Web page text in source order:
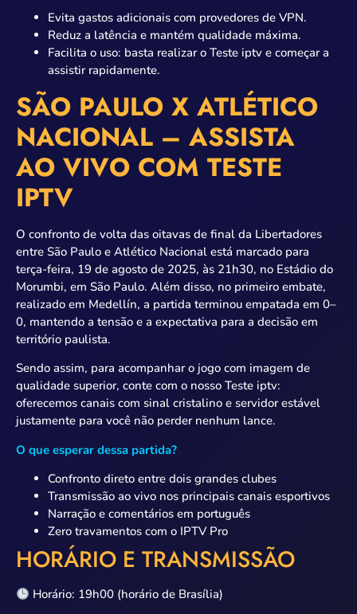
Evita gastos adicionais com provedores de VPN.
Reduz a latência e mantém qualidade máxima.
Facilita o uso: basta realizar o Teste iptv e começar a
assistir rapidamente.
SÃO PAULO X ATLÉTICO
NACIONAL – ASSISTA
AO VIVO COM TESTE
IPTV
O confronto de volta das oitavas de final da Libertadores
entre São Paulo e Atlético Nacional está marcado para
terça-feira, 19 de agosto de 2025, às 21h30, no Estádio do
Morumbi, em São Paulo. Além disso, no primeiro embate,
realizado em Medellín, a partida terminou empatada em 0–
0, mantendo a tensão e a expectativa para a decisão em
território paulista.
Sendo assim, para acompanhar o jogo com imagem de
qualidade superior, conte com o nosso Teste iptv:
oferecemos canais com sinal cristalino e servidor estável
justamente para você não perder nenhum lance.
O que esperar dessa partida?
Confronto direto entre dois grandes clubes
Transmissão ao vivo nos principais canais esportivos
Narração e comentários em português
Zero travamentos com o IPTV Pro
HORÁRIO E TRANSMISSÃO
Horário: 19h00 (horário de Brasília)